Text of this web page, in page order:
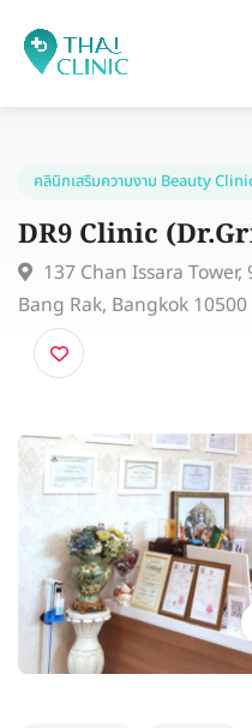
คลินิกเสริมความงาม Beauty
DR9 Clinic
137 Chan Issara
Bang Rak, Bangkok 10500